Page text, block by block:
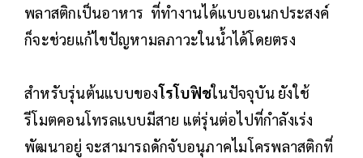
พลาสติกเป็นอาหาร ที่ทำงานได้แบบอเนกประสงค์
ก็จะช่วยแก้ไขปัญหามลภาวะในน้ำได้โดยตรง
สำหรับรุ่นต้นแบบของโรโบฟิชในปัจจุบัน ยังใช้
รีโมตคอนโทรลแบบมีสาย แต่รุ่นต่อไปที่กำลังเร่ง
พัฒนาอยู่ จะสามารถดักจับอนุภาคไมโครพลาสติกที่